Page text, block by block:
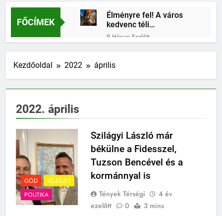
FŐCÍMEK
Élményre fel! A város
kedvenc téli
találkozóhelye vár rád
9 Hónap Ezelőtt
Otthon Start: fiatal
családok új esélye – már
50 ezren éltek vele,
jutni
Méltóságteljes
megemlékezések
Dunakeszin és Gödön – a
közösség ereje és az
összetartozás ünnepe
10 Hónap Ezelőtt
Hétvégi őrület Gödön és
Dunakeszin! Két város,
két giga buli – te hol
leszel?
10 Hónap Ezelőtt
Kiszivárgott a
Kezdőoldal 2022 április
2022. április
GÖD
KÖZÉLET
POLITIKA
Szilágyi László már
békülne a Fidesszel,
Tuzson Bencével és a
kormánnyal is
Tények Térségi
4 év
ezelőtt
0 3 mins